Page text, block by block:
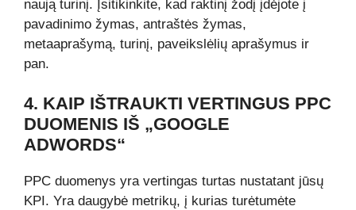
naują turinį. Įsitikinkite, kad raktinį žodį įdėjote į
pavadinimo žymas, antraštės žymas,
metaaprašymą, turinį, paveikslėlių aprašymus ir
pan.
4. KAIP IŠTRAUKTI VERTINGUS PPC
DUOMENIS IŠ „GOOGLE
ADWORDS“
PPC duomenys yra vertingas turtas nustatant jūsų
KPI. Yra daugybė metrikų, į kurias turėtumėte